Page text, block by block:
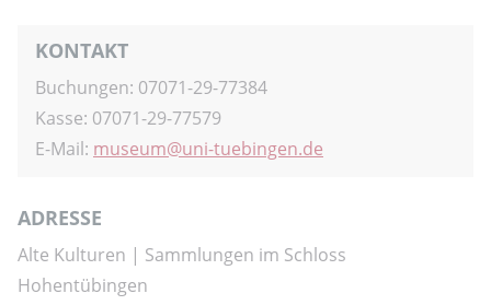
KONTAKT
Buchungen: 07071-29-77384
Kasse: 07071-29-77579
E-Mail: museum uni-tuebingen.de
ADRESSE
Alte Kulturen | Sammlungen im Schloss
Hohentübingen